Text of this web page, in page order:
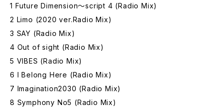
1 Future Dimension〜script 4 (Radio Mix)
2 Limo (2020 ver.Radio Mix)
3 SAY (Radio Mix)
4 Out of sight (Radio Mix)
5 VIBES (Radio Mix)
6 I Belong Here (Radio Mix)
7 Imagination2030 (Radio Mix)
8 Symphony No5 (Radio Mix)